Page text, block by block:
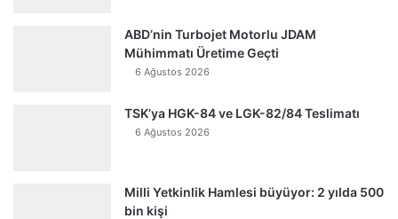
ABD’nin Turbojet Motorlu JDAM
Mühimmatı Üretime Geçti
6 Ağustos 2026
TSK’ya HGK-84 ve LGK-82/84 Teslimatı
6 Ağustos 2026
Milli Yetkinlik Hamlesi büyüyor: 2 yılda 500
bin kişi